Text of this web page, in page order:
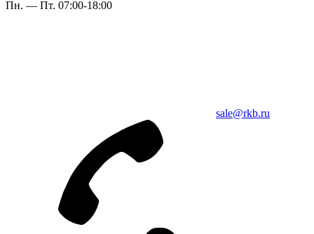
Пн. — Пт. 07:00-18:00
sale@rkb.ru